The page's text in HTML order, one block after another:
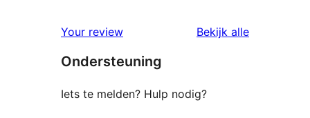
Your review Bekijk alle
Ondersteuning
Iets te melden? Hulp nodig?